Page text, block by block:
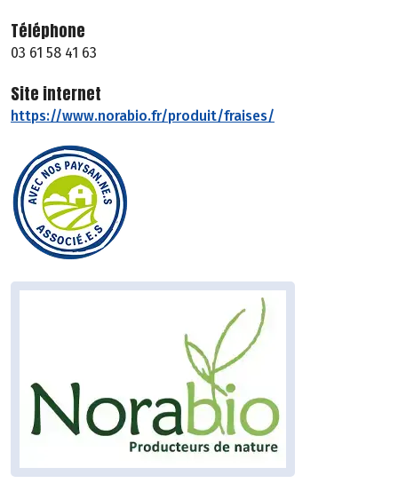
Téléphone
03 61 58 41 63
Site internet
https://www.norabio.fr/produit/fraises/